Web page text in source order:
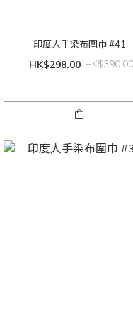
印度人手染布圍巾 #41
HK$298.00 HK$390.00